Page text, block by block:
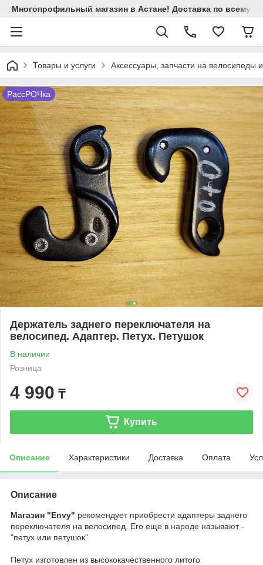
Многопрофильный магазин в Астане! Доставка по всему
Товары и услуги Аксессуары, запчасти на велосипеды
РассРОЧка
Держатель заднего переключателя на
велосипед. Адаптер. Петух. Петушок
В наличии
Розница
4 990 ₸
Купить
Описание Характеристики Доставка Оплата
Описание
Магазин "Envy" рекомендует приобрести адаптеры заднего
переключателя на велосипед. Его еще в народе называют -
"петух или петушок"
Петух изготовлен из высококачественного литого